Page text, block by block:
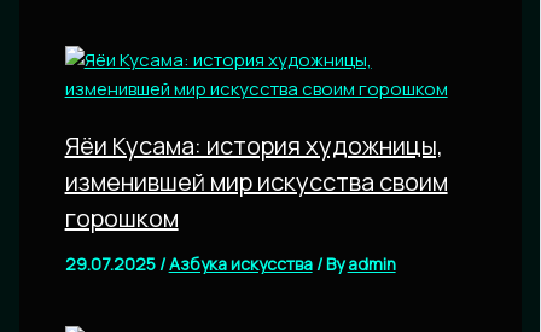
Яёи Кусама: история художницы,
изменившей мир искусства своим
горошком
29.07.2025/Азбука искусства/ Byadmin